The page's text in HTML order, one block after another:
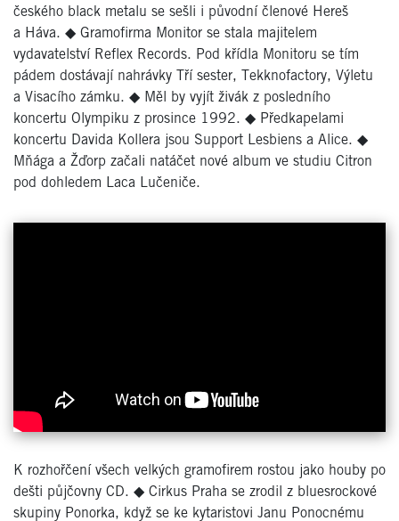
českého black metalu se sešli i původní členové Hereš
a Háva. ◆ Gramofirma Monitor se stala majitelem
vydavatelství Reflex Records. Pod křídla Monitoru se tím
pádem dostávají nahrávky Tří sester, Tekknofactory, Výletu
a Visacího zámku. ◆ Měl by vyjít živák z posledního
koncertu Olympiku z prosince 1992. ◆ Předkapelami
koncertu Davida Kollera jsou Support Lesbiens a Alice. ◆
Mňága a Žďorp začali natáčet nové album ve studiu Citron
pod dohledem Laca Lučeniče.
K rozhořčení všech velkých gramofirem rostou jako houby po
dešti půjčovny CD. ◆ Cirkus Praha se zrodil z bluesrockové
skupiny Ponorka, když se ke kytaristovi Janu Ponocnému